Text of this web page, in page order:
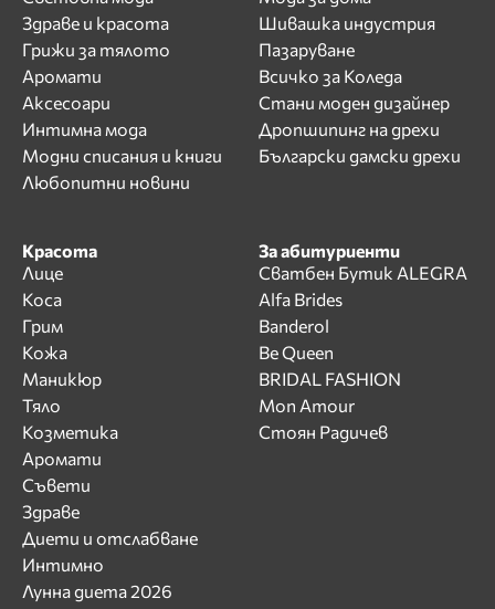
Здраве и красота
Грижи за тялото
Аромати
Аксесоари
Интимна мода
Модни списания и книги
Любопитни новини
Шивашка индустрия
Пазаруване
Всичко за Коледа
Стани моден дизайнер
Дропшипинг на дрехи
Български дамски дрехи
Красота
Лице
Коса
Грим
Кожа
Маникюр
Тяло
Козметика
Аромати
Съвети
Здраве
Диети и отслабване
Интимно
Лунна диета 2026
За абитуриенти
Сватбен Бутик ALEGRA
Alfa Brides
Banderol
Be Queen
BRIDAL FASHION
Mon Amour
Стоян Радичев